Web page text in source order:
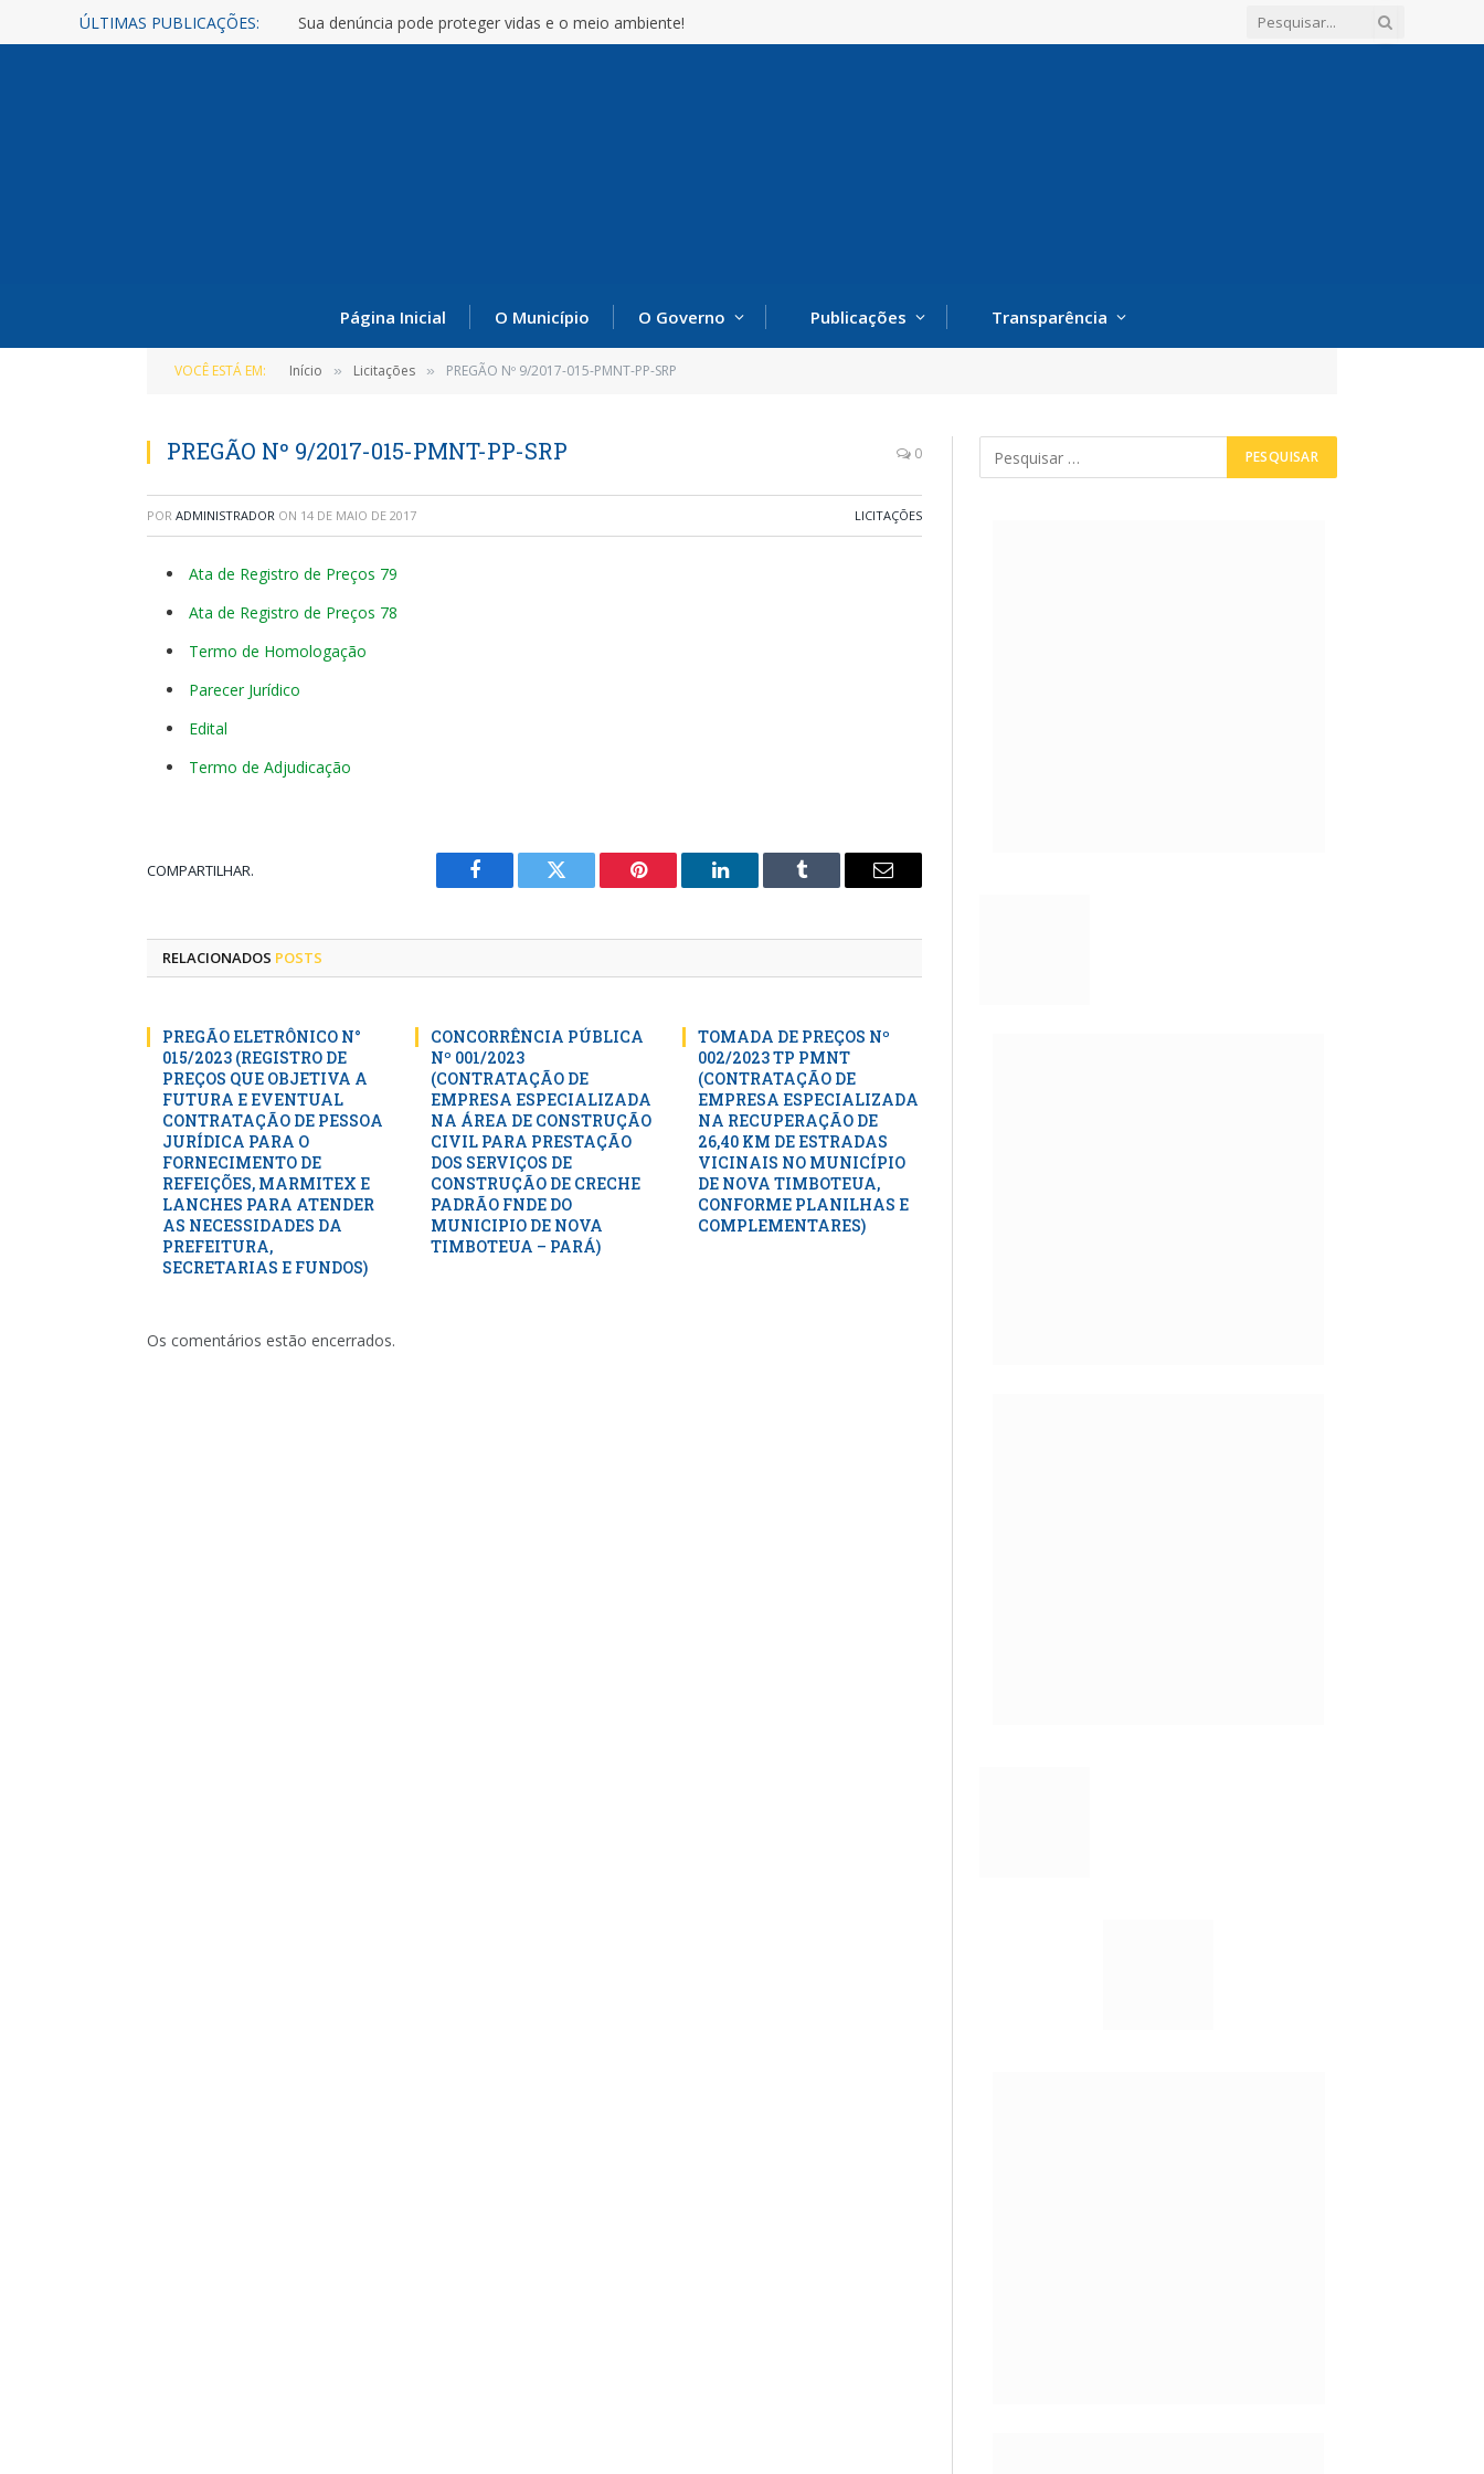
ÚLTIMAS PUBLICAÇÕES: Sua denúncia pode proteger vidas e o meio ambiente!
Página Inicial O Município O Governo Publicações Transparência
VOCÊ ESTÁ EM: Início » Licitações » PREGÃO Nº 9/2017-015-PMNT-PP-SRP
PREGÃO Nº 9/2017-015-PMNT-PP-SRP 0
POR ADMINISTRADOR ON 14 DE MAIO DE 2017 LICITAÇÕES
Ata de Registro de Preços 79
Ata de Registro de Preços 78
Termo de Homologação
Parecer Jurídico
Edital
Termo de Adjudicação
COMPARTILHAR.
Facebook Twitter Pinterest LinkedIn Tumblr
E-
RELACIONADOS POSTS
PREGÃO ELETRÔNICO N°
015/2023 (REGISTRO DE
PREÇOS QUE OBJETIVA A
FUTURA E EVENTUAL
CONTRATAÇÃO DE PESSOA
JURÍDICA PARA O
FORNECIMENTO DE
REFEIÇÕES, MARMITEX E
LANCHES PARA ATENDER
AS NECESSIDADES DA
PREFEITURA,
SECRETARIAS E FUNDOS)
CONCORRÊNCIA PÚBLICA
Nº 001/2023
(CONTRATAÇÃO DE
EMPRESA ESPECIALIZADA
NA ÁREA DE CONSTRUÇÃO
CIVIL PARA PRESTAÇÃO
DOS SERVIÇOS DE
CONSTRUÇÃO DE CRECHE
PADRÃO FNDE DO
MUNICIPIO DE NOVA
TIMBOTEUA – PARÁ)
TOMADA DE PREÇOS Nº
002/2023 TP PMNT
(CONTRATAÇÃO DE
EMPRESA ESPECIALIZADA
NA RECUPERAÇÃO DE
26,40 KM DE ESTRADAS
VICINAIS NO MUNICÍPIO
DE NOVA TIMBOTEUA,
CONFORME PLANILHAS E
COMPLEMENTARES)
Os comentários estão encerrados.